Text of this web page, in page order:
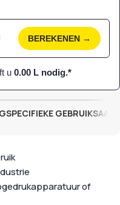
BEREKENEN →
u 0.00 L nodig.*
SPECIFIEKE
of